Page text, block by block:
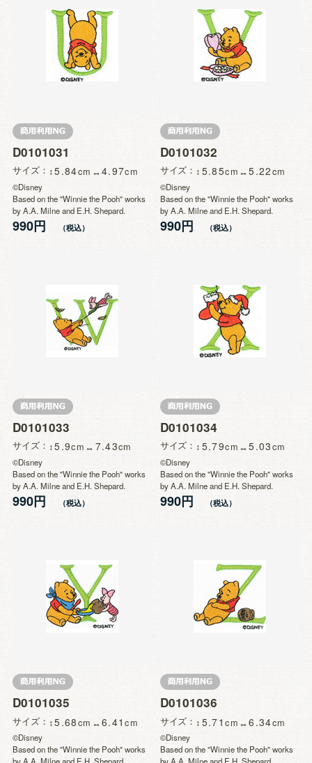
D0101031
サイズ 5.84 4.97
©Disney
Based on the "Winnie the Pooh" works
by A.A. Milne and E.H. Shepard.
990円
D0101032
サイズ 5.85 5.22
©Disney
Based on the "Winnie the Pooh" works
by A.A. Milne and E.H. Shepard.
990円
D0101033
サイズ 5.9 7.43
©Disney
Based on the "Winnie the Pooh" works
by A.A. Milne and E.H. Shepard.
990円
D0101034
サイズ 5.79 5.03
©Disney
Based on the "Winnie the Pooh" works
by A.A. Milne and E.H. Shepard.
990円
D0101035
サイズ 5.68 6.41
©Disney
Based on the "Winnie the Pooh" works
D0101036
サイズ 5.71 6.34
©Disney
Based on the "Winnie the Pooh" works